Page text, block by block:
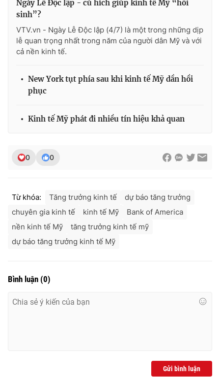
Ngày Lễ Độc lập - cú hích giúp kinh tế Mỹ “hồi
sinh”?
VTV.vn - Ngày Lễ Độc lập (4/7) là một trong những dịp
lễ quan trọng nhất trong năm của người dân Mỹ và với
cả nền kinh tế.
New York tụt phía sau khi kinh tế Mỹ dần hồi
phục
Kinh tế Mỹ phát đi nhiều tín hiệu khả quan
0 0
Từ khóa: Tăng trưởng kinh tế
dự báo tăng trưởng
chuyên gia kinh tế
kinh tế Mỹ
Bank of America
nền kinh tế Mỹ
tăng trưởng kinh tế mỹ
dự báo tăng trưởng kinh tế Mỹ
Bình luận (0)
Gửi bình luận